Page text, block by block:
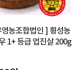
농조합법인 ] 횡성농
1+ 등급 업진살 200g